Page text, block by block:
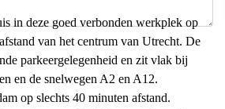
in deze goed verbonden werkplek op
van het centrum van Utrecht. De
parkeergelegenheid en zit vlak bij
en de snelwegen A2 en A12.
op slechts 40 minuten afstand.